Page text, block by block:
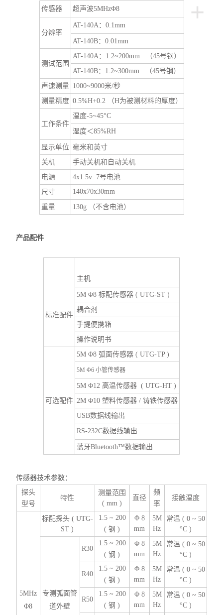
+
传感器 超声波5MHzΦ8
分辨率
AT-140A：0.1mm
AT-140B：0.01mm
测试范围
AT-140A：1.2~200mm （45号钢）
AT-140B：1.2~300mm （45号钢）
声速测量 1000~9000米/秒
测量精度 0.5%H+0.2 （H为被测材料的厚度）
工作条件
温度-5~45°C
湿度＜85%RH
显示单位 毫米和英寸
关机
手动关机和自动关机
电源
4x1.5v 7号电池
尺寸
140x70x30mm
重量 130g （不含电池）
产品配件
标准配件
主机
5M Φ8 标配传感器 ( UTG-ST )
耦合剂
手提便携箱
操作说明书
可选配件
5M Φ8 弧面传感器 ( UTG-TP )
5M Φ6 小管传感器
5M Φ12 高温传感器 ( UTG-HT )
2M Φ10 塑料传感器 / 铸铁传感器
USB数据线输出
RS-232C数据线输出
蓝牙Bluetooth™数据输出
传感器技术参数：
探头
型号
特性
测量范围
( mm )
直径
频
率
接触温度
5MHz
Φ8
标配探头 ( UTG-
ST )
1.5 ~ 200
( 钢 )
Φ 8
mm
5M
Hz
常温 ( 0 ~ 50
°C )
专测弧面管
道外壁
R30
1.5 ~ 200
( 钢 )
Φ 8
mm
5M
Hz
常温 ( 0 ~ 50
°C )
R40
1.5 ~ 200
( 钢 )
Φ 8
mm
5M
Hz
常温 ( 0 ~ 50
°C )
R50
1.5 ~ 200
( 钢 )
Φ 8
mm
5M
Hz
常温 ( 0 ~ 50
°C )